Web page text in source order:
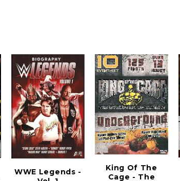
WWE Legends -
King Of The
Cage - The